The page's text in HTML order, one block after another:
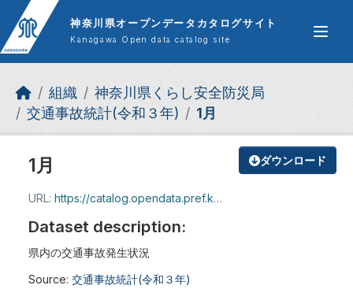
Skip to main content
神奈川県オープンデータカタログサイト
Kanagawa Open data catalog site
組織
神奈川県くらし安全防災局
交通事故統計(令和３年)
1月
ダウンロード
1月
URL: https://catalog.opendata.pref.kanagawa.jp/dataset/a32d37a3-64cc-4d74-8cd0-015bd36a3d7b/resource/33320500-7605-4f0d-98dc-78ffde6e1f65/download/2101hassei.xls
Dataset description:
県内の交通事故発生状況
Source: 交通事故統計(令和３年)